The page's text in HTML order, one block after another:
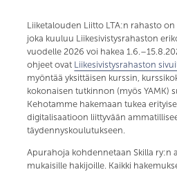
Liiketalouden Liitto LTA:n rahasto
joka kuuluu Liikesivistysrahaston
vuodelle 2026 voi hakea
ohjeet ovat Liikesivistysrahaston
myöntää yksittäisen kurssin,
kokonaisen tutkinnon (myös YAMK)
Kehotamme hakemaan tukea
digitalisaatioon liittyvään
täydennyskoulutukseen.
Apurahoja kohdennetaan Skilla ry:n
mukaisille hakijoille. Kaikki